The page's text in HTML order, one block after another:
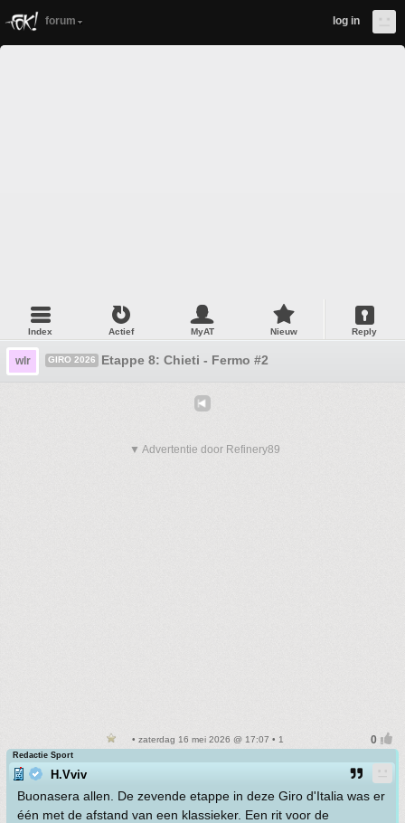
forum log in
Index Actief MyAT Nieuw Reply
wlr GIRO 2026 Etappe 8: Chieti - Fermo #2
▼ Advertentie door Refinery89
• zaterdag 16 mei 2026 @ 17:07 • 1
Redactie Sport
H.Vviv
Buonasera allen. De zevende etappe in deze Giro d'Italia was er
één met de afstand van een klassieker. Een rit voor de